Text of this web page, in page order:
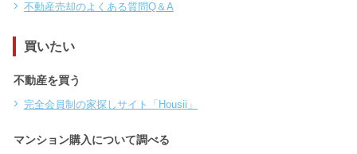
不動産売却のよくある質問Q＆A
買いたい
不動産を買う
完全会員制の家探しサイト「Housii」
マンション購入について調べる